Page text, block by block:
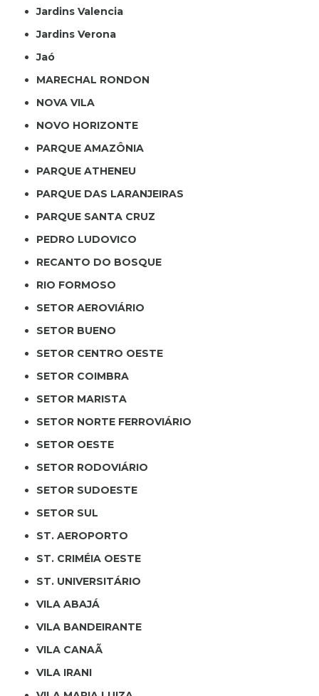
Jardins Valencia
Jardins Verona
Jaó
MARECHAL RONDON
NOVA VILA
NOVO HORIZONTE
PARQUE AMAZÔNIA
PARQUE ATHENEU
PARQUE DAS LARANJEIRAS
PARQUE SANTA CRUZ
PEDRO LUDOVICO
RECANTO DO BOSQUE
RIO FORMOSO
SETOR AEROVIÁRIO
SETOR BUENO
SETOR CENTRO OESTE
SETOR COIMBRA
SETOR MARISTA
SETOR NORTE FERROVIÁRIO
SETOR OESTE
SETOR RODOVIÁRIO
SETOR SUDOESTE
SETOR SUL
ST. AEROPORTO
ST. CRIMÉIA OESTE
ST. UNIVERSITÁRIO
VILA ABAJÁ
VILA BANDEIRANTE
VILA CANAÃ
VILA IRANI